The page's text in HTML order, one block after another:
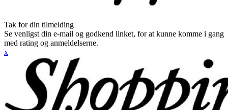
Tak for din tilmelding
Se venligst din e-mail og godkend linket, for at kunne komme i gang
med rating og anmeldelserne.
x